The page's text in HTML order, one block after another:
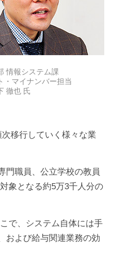
情報システム課
・マイナンバー担当
徹也 氏
移行していく様々な業
門職員、公立学校の教員
象となる約5万3千人分の
で、システム自体には手
および給与関連業務の効